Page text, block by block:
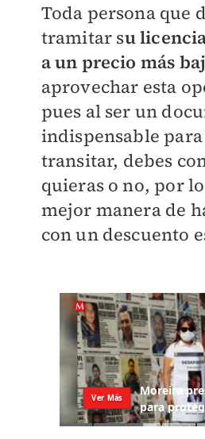
Toda persona que
tramitar su
a un precio más
aprovechar esta
pues al ser un
indispensable
transitar, debes
quieras o no, por
mejor manera de
con un descuento